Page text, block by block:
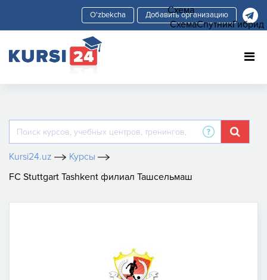
Добавить организацию
Kursi24.uz
Курсы
FC Stuttgart Tashkent филиал Ташсельмаш
Схема
СхемаСпутникГибрид